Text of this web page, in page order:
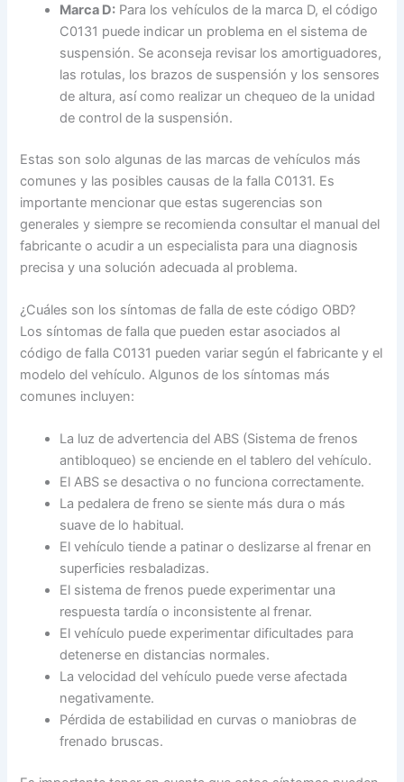
Marca D: Para los vehículos de la marca D, el código
C0131 puede indicar un problema en el sistema de
suspensión. Se aconseja revisar los amortiguadores,
las rotulas, los brazos de suspensión y los sensores
de altura, así como realizar un chequeo de la unidad
de control de la suspensión.
Estas son solo algunas de las marcas de vehículos más
comunes y las posibles causas de la falla C0131. Es
importante mencionar que estas sugerencias son
generales y siempre se recomienda consultar el manual del
fabricante o acudir a un especialista para una diagnosis
precisa y una solución adecuada al problema.
¿Cuáles son los síntomas de falla de este código OBD?
Los síntomas de falla que pueden estar asociados al
código de falla C0131 pueden variar según el fabricante y el
modelo del vehículo. Algunos de los síntomas más
comunes incluyen:
La luz de advertencia del ABS (Sistema de frenos
antibloqueo) se enciende en el tablero del vehículo.
El ABS se desactiva o no funciona correctamente.
La pedalera de freno se siente más dura o más
suave de lo habitual.
El vehículo tiende a patinar o deslizarse al frenar en
superficies resbaladizas.
El sistema de frenos puede experimentar una
respuesta tardía o inconsistente al frenar.
El vehículo puede experimentar dificultades para
detenerse en distancias normales.
La velocidad del vehículo puede verse afectada
negativamente.
Pérdida de estabilidad en curvas o maniobras de
frenado bruscas.